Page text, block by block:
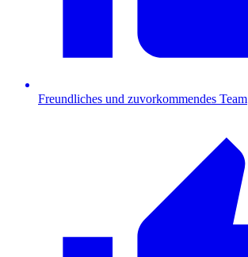
Freundliches und zuvorkommendes Team